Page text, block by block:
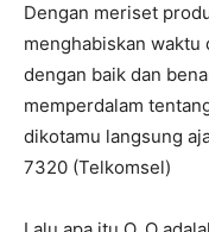
Dengan meriset
menghabiskan waktu
dengan baik dan
memperdalam
dikotamu langsung
7320 (Telkomsel)